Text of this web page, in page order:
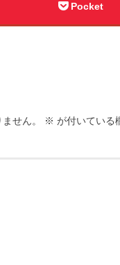
Pocket
せん。 ※ が付いている